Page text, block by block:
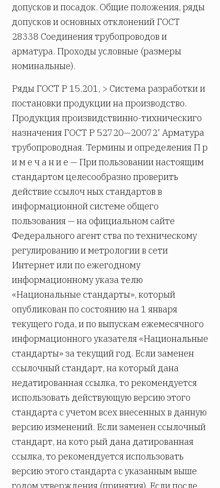
допусков и посадок. Общие положения, ряды
допусков и основных отклонений ГОСТ
28338 Соединения трубопроводов и
арматура. Проходы условные (размеры
номинальные).
Ряды ГОСТ Р 15.201, > Система разработки и
постановки продукции на производство.
Продукция произвидствинно-тихническиго
назначения ГОСТ Р 52720—20072' Арматура
трубопроводная. Термины и определения П р
и м е ч а н и е — При пользовании настоящим
стандартом целесообразно проверить
действие ссылоч­ ных стандартов в
информационной системе общего
пользования — на официальном сайте
Федерального агент­ ства по техническому
регулированию и метрологии в сети
Интернет или по ежегодному
информационному указа­ телю
«Национальные стандарты», который
опубликован по состоянию на 1 января
текущего года, и по выпускам ежемесячного
информационного указателя «Национальные
стандарты» за текущий год. Если заменен
ссылочный стандарт, на который дана
недатированная ссылка, то рекомендуется
использовать действующую версию этого
стандарта с учетом всех внесенных в данную
версию изменений. Если заменен ссылочный
стандарт, на кото­ рый дана датированная
ссылка, то рекомендуется использовать
версию этого стандарта с указанным выше